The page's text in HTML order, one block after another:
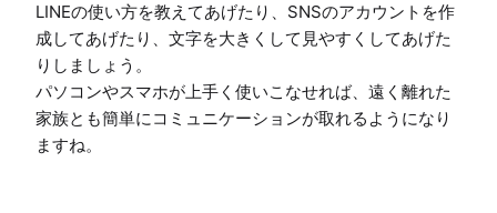
LINEの使い方を教えてあげたり、SNSのアカウントを作
成してあげたり、文字を大きくして見やすくしてあげた
りしましょう。
パソコンやスマホが上手く使いこなせれば、遠く離れた
家族とも簡単にコミュニケーションが取れるようになり
ますね。